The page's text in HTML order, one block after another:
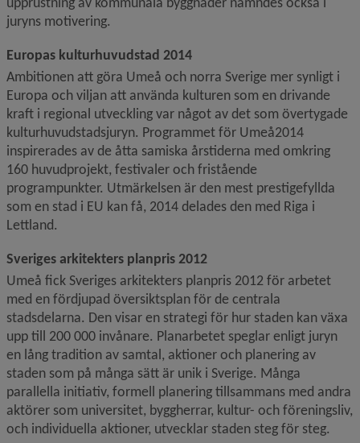
juryns motivering.
Europas kulturhuvudstad 2014
Ambitionen att göra Umeå och norra Sverige mer synligt i
Europa och viljan att använda kulturen som en drivande
kraft i regional utveckling var något av det som övertygade
kulturhuvudstadsjuryn. Programmet för Umeå2014
inspirerades av de åtta samiska årstiderna med omkring
160 huvudprojekt, festivaler och fristående
programpunkter. Utmärkelsen är den mest prestigefyllda
som en stad i EU kan få, 2014 delades den med Riga i
Lettland.
Sveriges arkitekters planpris 2012
Umeå fick Sveriges arkitekters planpris 2012 för arbetet
med en fördjupad översiktsplan för de centrala
stadsdelarna. Den visar en strategi för hur staden kan växa
upp till 200 000 invånare. Planarbetet speglar enligt juryn
en lång tradition av samtal, aktioner och planering av
staden som på många sätt är unik i Sverige. Många
parallella initiativ, formell planering tillsammans med andra
aktörer som universitet, byggherrar, kultur- och föreningsliv,
och individuella aktioner, utvecklar staden steg för steg.